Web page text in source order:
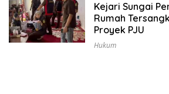
Kejari Sungai
Rumah
Proyek PJU
Hukum